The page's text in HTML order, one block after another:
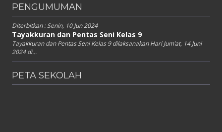
PENGUMUMAN
Diterbitkan :Senin, 10 Jun 2024
Tayakkuran dan Pentas Seni Kelas 9
Tayakkuran dan Pentas Seni Kelas 9 dilaksanakan Hari Jum’at, 14 Juni
2024 di...
PETA SEKOLAH